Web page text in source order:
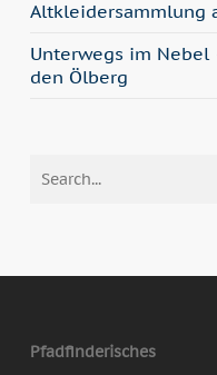
Altkleidersammlung
Unterwegs im
den Ölberg
Pfadfinderisches